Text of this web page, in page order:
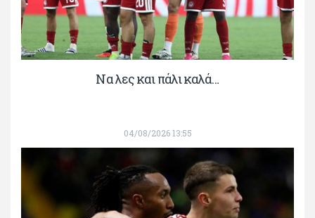
Να λες και πάλι καλά…
04/08/2026 13:55